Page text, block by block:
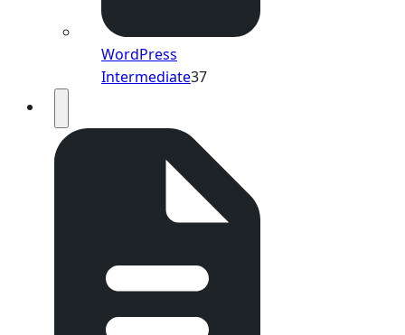
WordPress
Intermediate37